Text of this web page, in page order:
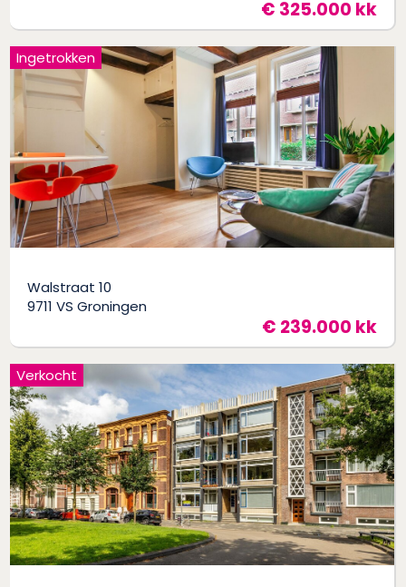
€ 325.000 kk
Walstraat 10
9711 VS Groningen
€ 239.000 kk
Ingetrokken
Verkocht